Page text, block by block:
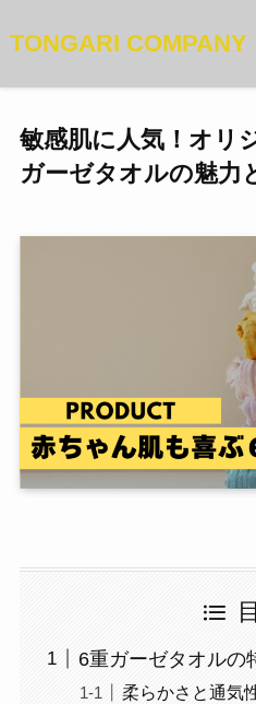
TONGARI COMPANY
敏感肌に人気！オリ
ガーゼタオルの魅力
6重ガーゼタオルの
柔らかさと通気